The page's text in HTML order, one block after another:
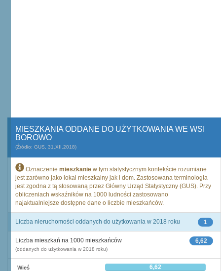
MIESZKANIA ODDANE DO UŻYTKOWANIA WE WSI
BOROWO
(Źródło: GUS, 31.XII.2018)
Oznaczenie mieszkanie w tym statystycznym kontekście rozumiane
jest zarówno jako lokal mieszkalny jak i dom. Zastosowana terminologia
jest zgodna z tą stosowaną przez Główny Urząd Statystyczny (GUS). Przy
obliczeniach wskaźników na 1000 ludności zastosowano
najaktualniejsze dostępne dane o liczbie mieszkańców.
1
Liczba nieruchomości oddanych do użytkowania w 2018 roku
6,62
Liczba mieszkań na 1000 mieszkańców
(oddanych do użytkowania w 2018 roku)
Wieś 6,62